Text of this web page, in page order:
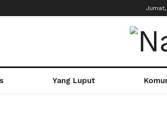
Yang Luput